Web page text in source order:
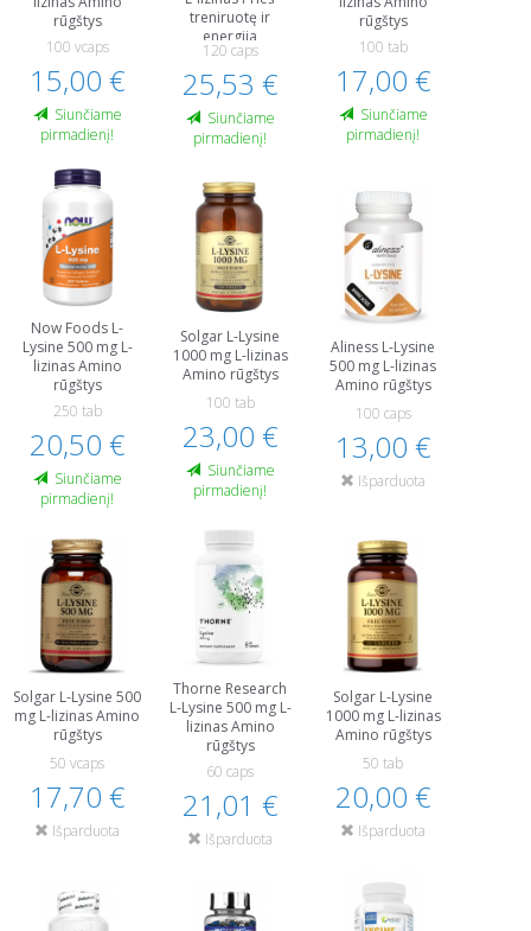
rūgštys
100 vcaps
15,00 €
Siunčiame
pirmadienį!
treniruotę ir
energija
120 caps
25,53 €
Siunčiame
pirmadienį!
rūgštys
100 tab
17,00 €
Siunčiame
pirmadienį!
Now Foods L-
Lysine 500 mg L-
lizinas Amino
rūgštys
250 tab
20,50 €
Siunčiame
pirmadienį!
Solgar L-Lysine
1000 mg L-lizinas
Amino rūgštys
100 tab
23,00 €
Siunčiame
pirmadienį!
Aliness L-Lysine
500 mg L-lizinas
Amino rūgštys
100 caps
13,00 €
Išparduota
Solgar L-Lysine 500
mg L-lizinas Amino
rūgštys
50 vcaps
17,70 €
Išparduota
Thorne Research
L-Lysine 500 mg L-
lizinas Amino
rūgštys
60 caps
21,01 €
Išparduota
Solgar L-Lysine
1000 mg L-lizinas
Amino rūgštys
50 tab
20,00 €
Išparduota